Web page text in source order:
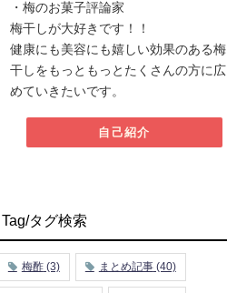
・梅のお菓子評論家
梅干しが大好きです！！
健康にも美容にも嬉しい効果のある梅
干しをもっともっとたくさんの方に広
めていきたいです。
自己紹介
Tag/タグ検索
梅酢(3) まとめ記事(40)